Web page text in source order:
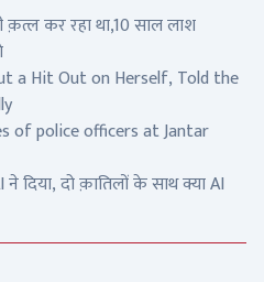
क़त्ल कर रहा था,10 साल लाश
a Hit Out on Herself, Told the
of police officers at Jantar
दिया, दो क़ातिलों के साथ क्या AI